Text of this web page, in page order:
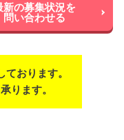
新の募集状況を
問い合わせる
おります。
ります。